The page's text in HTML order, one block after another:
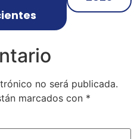
no será publicada.
marcados con *